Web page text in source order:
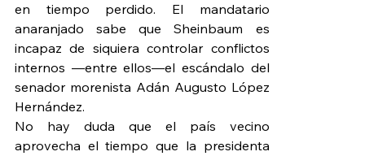
en tiempo perdido. El mandatario
anaranjado sabe que Sheinbaum es
incapaz de siquiera controlar conflictos
internos —entre ellos—el escándalo del
senador morenista Adán Augusto López
Hernández.
No hay duda que el país vecino
aprovecha el tiempo que la presidenta